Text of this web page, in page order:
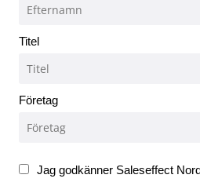
Titel
Företag
Jag godkänner Saleseffect